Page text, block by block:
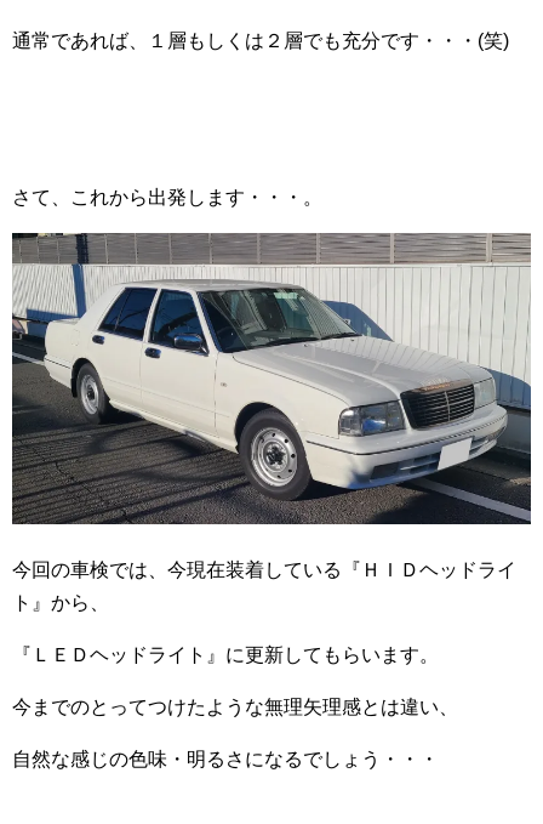
通常であれば、１層もしくは２層でも充分です・・・(笑)
さて、これから出発します・・・。
今回の車検では、今現在装着している『ＨＩＤヘッドライ
ト』から、
『ＬＥＤヘッドライト』に更新してもらいます。
今までのとってつけたような無理矢理感とは違い、
自然な感じの色味・明るさになるでしょう・・・